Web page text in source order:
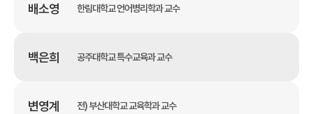
배소영 한림대학교 언어병리학과 교수
백은희 공주대학교 특수교육과 교수
변영계 전) 부산대학교 교육학과 교수